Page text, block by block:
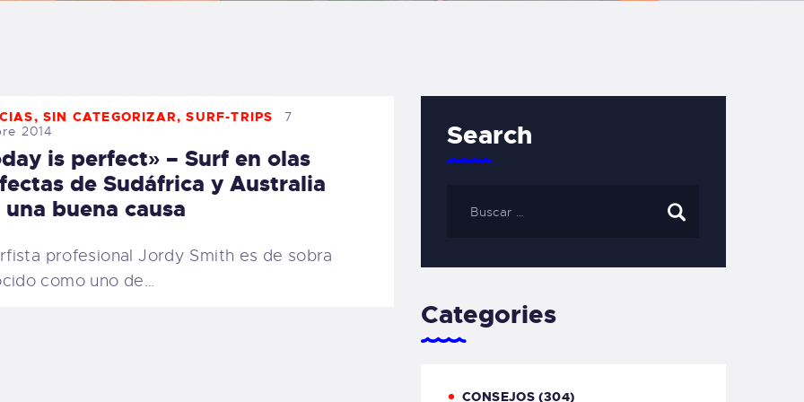
CARRITO
,SIN CATEGORIZAR,SURF-TRIPS
7
2014
is perfect» – Surf en olas
de Sudáfrica y Australia
buena causa
profesional Jordy Smith es de sobra
como uno de…
Search
Categories
CONSEJOS (304)